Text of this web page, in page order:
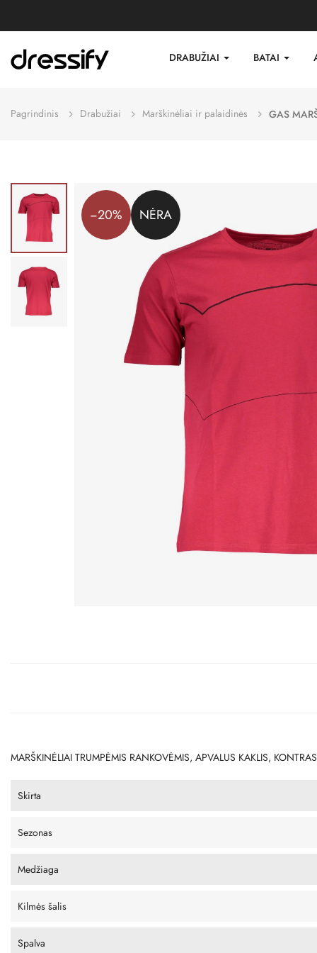
DRABUŽIAI BATAI
Pagrindinis Drabužiai Marškinėliai ir palaidinės GAS
−20% NĖRA
MARŠKINĖLIAI TRUMPĖMIS RANKOVĖMIS, APVALUS KAKLIS,
Skirta
Sezonas
Medžiaga
Kilmės šalis
Spalva